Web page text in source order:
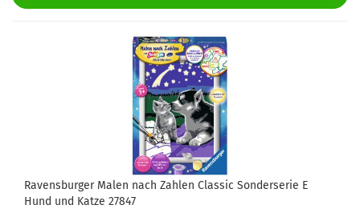
Ravensburger Malen nach Zahlen Classic Sonderserie E
Hund und Katze 27847